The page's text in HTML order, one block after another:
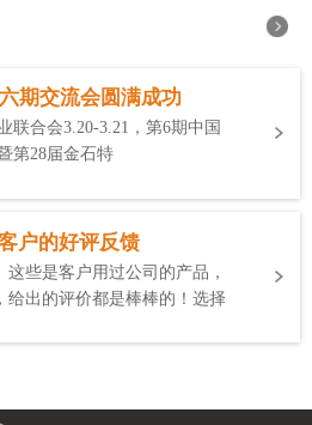
期交流会圆满成功
联合会3.20-3.21，第6期中国
第28届金石特
户的好评反馈
这些是客户用过公司的产品，
给出的评价都是棒棒的！选择